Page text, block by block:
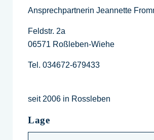
Ansprechpartnerin Jeannette
Feldstr. 2a
06571 Roßleben-Wiehe
Tel. 034672-679433
seit 2006 in Rossleben
Lage